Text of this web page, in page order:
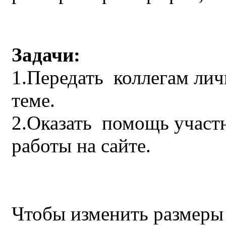
Задачи:
1.Передать коллегам
теме.
2.Оказать помощь
работы на сайте.
Чтобы изменить